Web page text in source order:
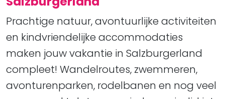
Prachtige natuur, avontuurlijke activiteiten
en kindvriendelijke accommodaties
maken jouw vakantie in Salzburgerland
compleet! Wandelroutes, zwemmeren,
avonturenparken, rodelbanen en nog veel